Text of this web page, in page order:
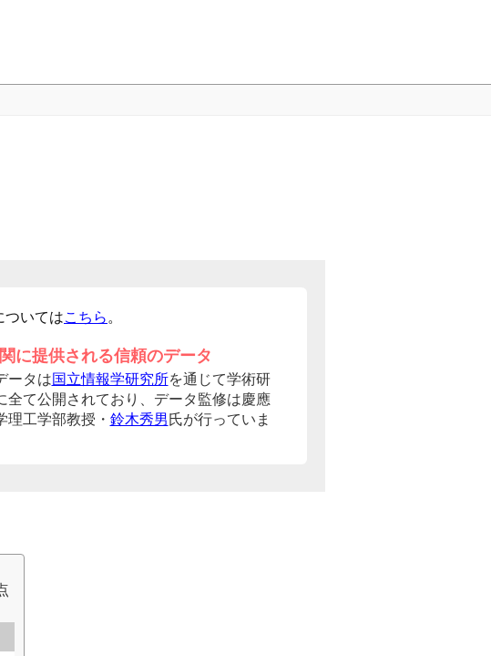
ついてはこちら 。
に提供される信頼のデータ
ータは国立情報学研究所を通じて学術研
全て公開されており、データ監修は慶應
理工学部教授・ 鈴木秀男 氏が行っていま